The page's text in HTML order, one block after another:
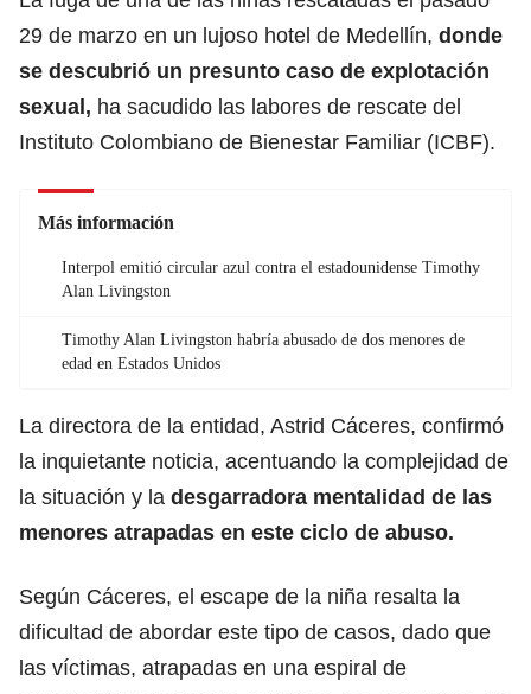
29 de marzo en un lujoso hotel de Medellín, donde
se descubrió un presunto caso de explotación
sexual, ha sacudido las labores de rescate del
Instituto Colombiano de Bienestar Familiar (ICBF).
Más información
Interpol emitió circular azul contra el estadounidense Timothy
Alan Livingston
Timothy Alan Livingston habría abusado de dos menores de
edad en Estados Unidos
La directora de la entidad, Astrid Cáceres, confirmó
la inquietante noticia, acentuando la complejidad de
la situación y la desgarradora mentalidad de las
menores atrapadas en este ciclo de abuso.
Según Cáceres, el escape de la niña resalta la
dificultad de abordar este tipo de casos, dado que
las víctimas, atrapadas en una espiral de